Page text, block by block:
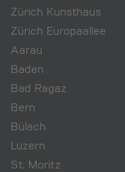
Zürich Kunsthaus
Zürich Europaallee
Aarau
Baden
Bad Ragaz
Bern
Bülach
Luzern
St. Moritz